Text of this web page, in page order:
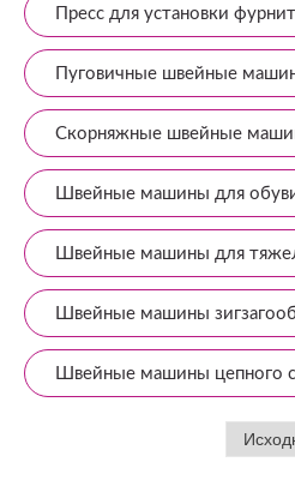
Пресс для установки
Пуговичные швейные
Скорняжные швейные
Швейные машины для
Швейные машины для
Швейные машины
Швейные машины цепного